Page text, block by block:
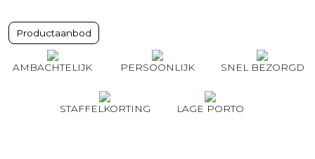
Productaanbod
AMBACHTELIJK PERSOONLIJK SNEL BEZORGD
STAFFELKORTING LAGE PORTO